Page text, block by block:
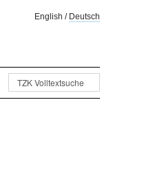
English / Deutsch